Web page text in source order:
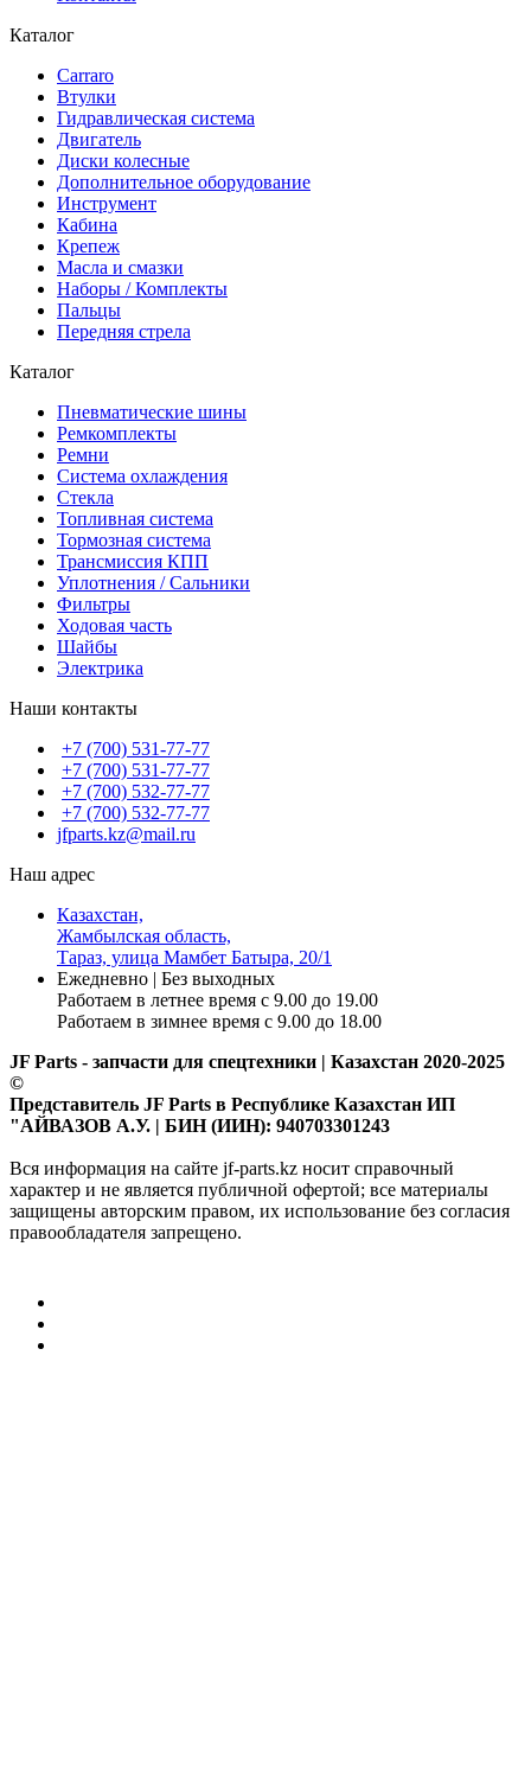
Каталог
Carraro
Втулки
Гидравлическая система
Двигатель
Диски колесные
Дополнительное оборудование
Инструмент
Кабина
Крепеж
Масла и смазки
Наборы / Комплекты
Пальцы
Передняя стрела
Каталог
Пневматические шины
Ремкомплекты
Ремни
Система охлаждения
Стекла
Топливная система
Тормозная система
Трансмиссия КПП
Уплотнения / Сальники
Фильтры
Ходовая часть
Шайбы
Электрика
Наши контакты
+7 (700) 531-77-77
+7 (700) 531-77-77
+7 (700) 532-77-77
+7 (700) 532-77-77
jfparts.kz@mail.ru
Наш адрес
Казахстан,
Жамбылская область,
Тараз, улица Мамбет Батыра, 20/1
Ежедневно | Без выходных
Работаем в летнее время с 9.00 до 19.00
Работаем в зимнее время с 9.00 до 18.00
JF Parts - запчасти для спецтехники | Казахстан 2020-2025
©
Представитель JF Parts в Республике Казахстан ИП
"АЙВАЗОВ А.У. | БИН (ИИН): 940703301243
Вся информация на сайте jf-parts.kz носит справочный
характер и не является публичной офертой; все материалы
защищены авторским правом, их использование без согласия
правообладателя запрещено.